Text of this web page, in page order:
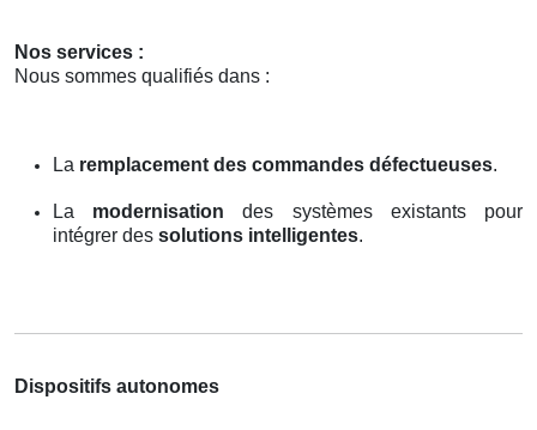
Nos services :
Nous sommes qualifiés dans :
La remplacement des commandes défectueuses.
La modernisation des systèmes existants pour
intégrer des solutions intelligentes.
Dispositifs autonomes